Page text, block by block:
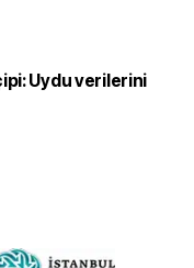
Uydu verilerini